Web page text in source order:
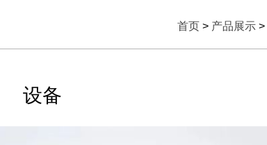
首页 > 产品展示 >
设备